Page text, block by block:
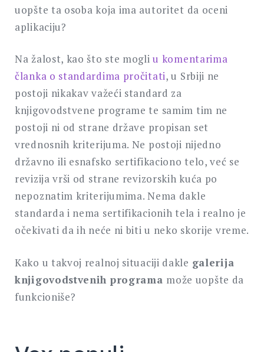
uopšte ta osoba koja ima autoritet da oceni
aplikaciju?
Na žalost, kao što ste mogliu komentarima
članka o standardima pročitati, u Srbiji ne
postoji nikakav važeći standard za
knjigovodstvene programe te samim tim ne
postoji ni od strane države propisan set
vrednosnih kriterijuma. Ne postoji nijedno
državno ili esnafsko sertifikaciono telo, već se
revizija vrši od strane revizorskih kuća po
nepoznatim kriterijumima. Nema dakle
standarda i nema sertifikacionih tela i realno je
očekivati da ih neće ni biti u neko skorije vreme.
Kako u takvoj realnoj situaciji dakle galerija
knjigovodstvenih programa može uopšte da
funkcioniše?